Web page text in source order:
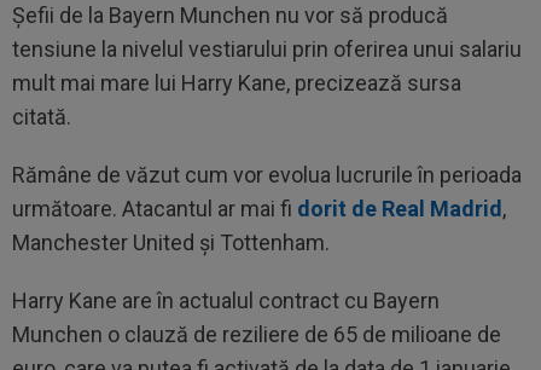
Șefii de la Bayern Munchen nu vor să producă
tensiune la nivelul vestiarului prin oferirea unui salariu
mult mai mare lui Harry Kane, precizează sursa
citată.
Rămâne de văzut cum vor evolua lucrurile în perioada
următoare. Atacantul ar mai fi dorit de Real Madrid,
Manchester United și Tottenham.
Harry Kane are în actualul contract cu Bayern
Munchen o clauză de reziliere de 65 de milioane de